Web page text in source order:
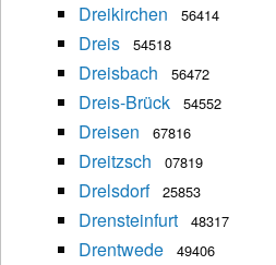
Dreikirchen 56414
Dreis 54518
Dreisbach 56472
Dreis-Brück 54552
Dreisen 67816
Dreitzsch 07819
Drelsdorf 25853
Drensteinfurt 48317
Drentwede 49406